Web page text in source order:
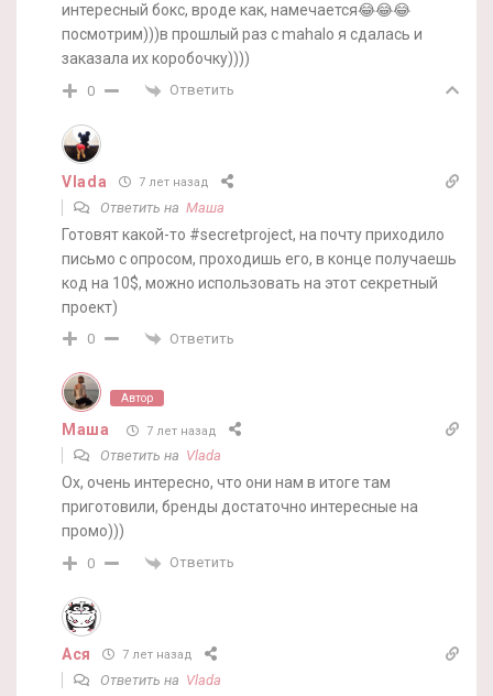
интересный бокс, вроде как, намечается😂😂😂
посмотрим)))в прошлый раз с mahalo я сдалась и
заказала их коробочку))))
0 Ответить
Vlada 7 лет назад
Ответить на Маша
Готовят какой-то #secretproject, на почту приходило
письмо с опросом, проходишь его, в конце получаешь
код на 10$, можно использовать на этот секретный
проект)
0 Ответить
Автор
Маша 7 лет назад
Ответить на Vlada
Ох, очень интересно, что они нам в итоге там
приготовили, бренды достаточно интересные на
промо)))
0 Ответить
Ася 7 лет назад
Ответить на Vlada